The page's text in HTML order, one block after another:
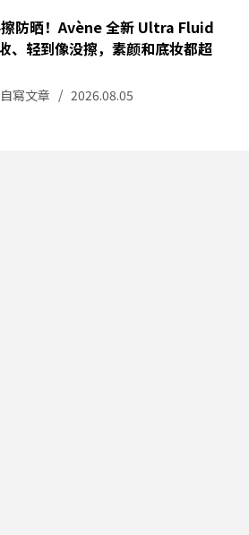
防晒！Avène 全新 Ultra Fluid
、轻到像没擦，素颜和底妆都超
自寫文章 2026.08.05